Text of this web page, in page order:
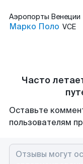
Аэропорты Венеции
Марко Поло VCE
Часто
Оставьте
пользователям